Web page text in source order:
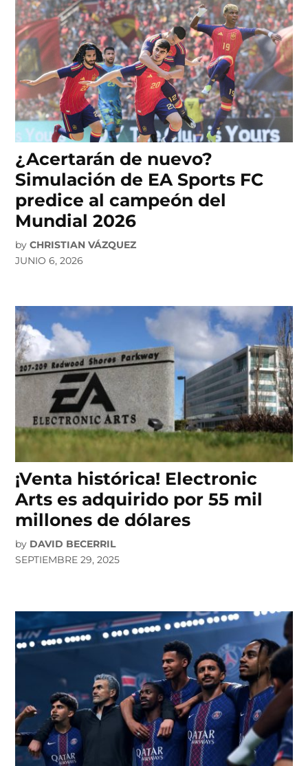
¿Acertarán de nuevo?
Simulación de EA Sports FC
predice al campeón del
Mundial 2026
by CHRISTIAN VÁZQUEZ
JUNIO 6, 2026
¡Venta histórica! Electronic
Arts es adquirido por 55 mil
millones de dólares
by DAVID BECERRIL
SEPTIEMBRE 29, 2025